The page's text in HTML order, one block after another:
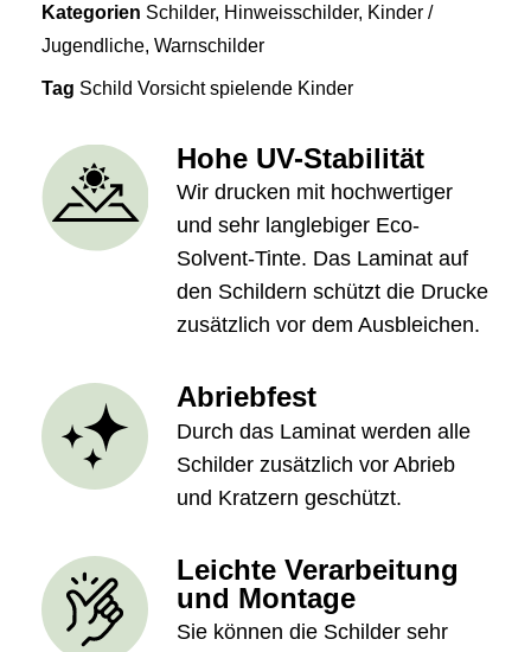
Kategorien Schilder, Hinweisschilder, Kinder /
Jugendliche, Warnschilder
Tag Schild Vorsicht spielende Kinder
Hohe UV-Stabilität
Wir drucken mit hochwertiger
und sehr langlebiger Eco-
Solvent-Tinte. Das Laminat auf
den Schildern schützt die Drucke
zusätzlich vor dem Ausbleichen.
Abriebfest
Durch das Laminat werden alle
Schilder zusätzlich vor Abrieb
und Kratzern geschützt.
Leichte Verarbeitung
und Montage
Sie können die Schilder sehr